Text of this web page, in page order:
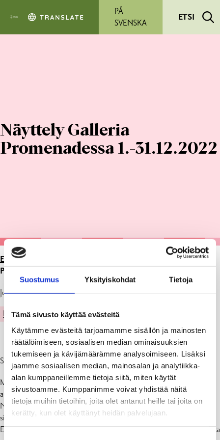
Suostumus Yksityiskohdat Tietoja
Tämä sivusto käyttää evästeitä
Käytämme evästeitä tarjoamamme sisällön ja mainosten
räätälöimiseen, sosiaalisen median ominaisuuksien
tukemiseen ja kävijämäärämme analysoimiseen. Lisäksi
jaamme sosiaalisen median, mainosalan ja analytiikka-
alan kumppaneillemme tietoja siitä, miten käytät
sivustoamme. Kumppanimme voivat yhdistää näitä
tietoja muihin tietoihin, joita olet antanut heille tai joita on
kerätty, kun olet käyttänyt heidän palvelujaan.
PÅ
SVENSKA
ETSI
Näyttely Galleria
Promenadessa 1.-31.12.2022
ETUSIVU
NÄYTTELY GALLERIA
PROMENADESSA 1.-31.12.2022
Julkaistu: 30.11.22
KULTTUURI
Shweta Singlan maalauksia
Mahdollisuus maalata sitä mitä haluan nähdä, tuntea ja kokea on
auttanut minua selviytymään loppuunpalamisesta.
Nyt tässä iässä maalaan ilman vaatimuksia ja kaikella mikä täyttää
sieluni. Voimakkaat värit, lehtikulta, kimallus ja impasto.
Elämää muuttavan tapahtuman jälkeen tunsin selittämätöntä kaipuuta